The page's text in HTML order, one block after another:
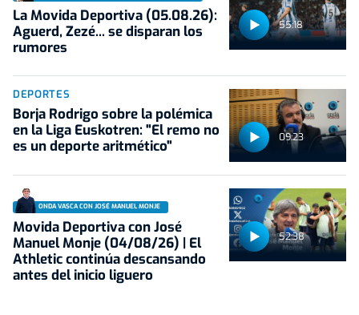
55:18
La Movida Deportiva (05.08.26):
Aguerd, Zezé... se disparan los
rumores
09:23
DEPORTES
Borja Rodrigo sobre la polémica
en la Liga Euskotren: "El remo no
es un deporte aritmético"
52:38
ONDA VASCA CON JOSÉ MANUEL MONJE
Movida Deportiva con José
Manuel Monje (04/08/26) | El
Athletic continúa descansando
antes del inicio liguero